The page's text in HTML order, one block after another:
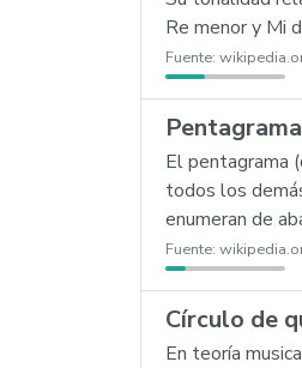
Re menor y Mi
Fuente:
Pentagrama
El pentagrama
todos los
enumeran de
Fuente:
Círculo de
En teoría